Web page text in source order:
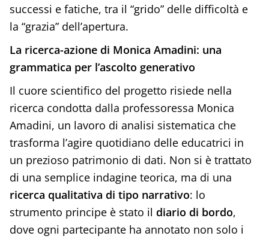
successi e fatiche, tra il “grido” delle difficoltà e
la “grazia” dell’apertura.
La ricerca-azione di Monica Amadini: una
grammatica per l’ascolto generativo
Il cuore scientifico del progetto risiede nella
ricerca condotta dalla professoressa Monica
Amadini, un lavoro di analisi sistematica che
trasforma l’agire quotidiano delle educatrici in
un prezioso patrimonio di dati. Non si è trattato
di una semplice indagine teorica, ma di una
ricerca qualitativa di tipo narrativo: lo
strumento principe è stato il diario di bordo,
dove ogni partecipante ha annotato non solo i